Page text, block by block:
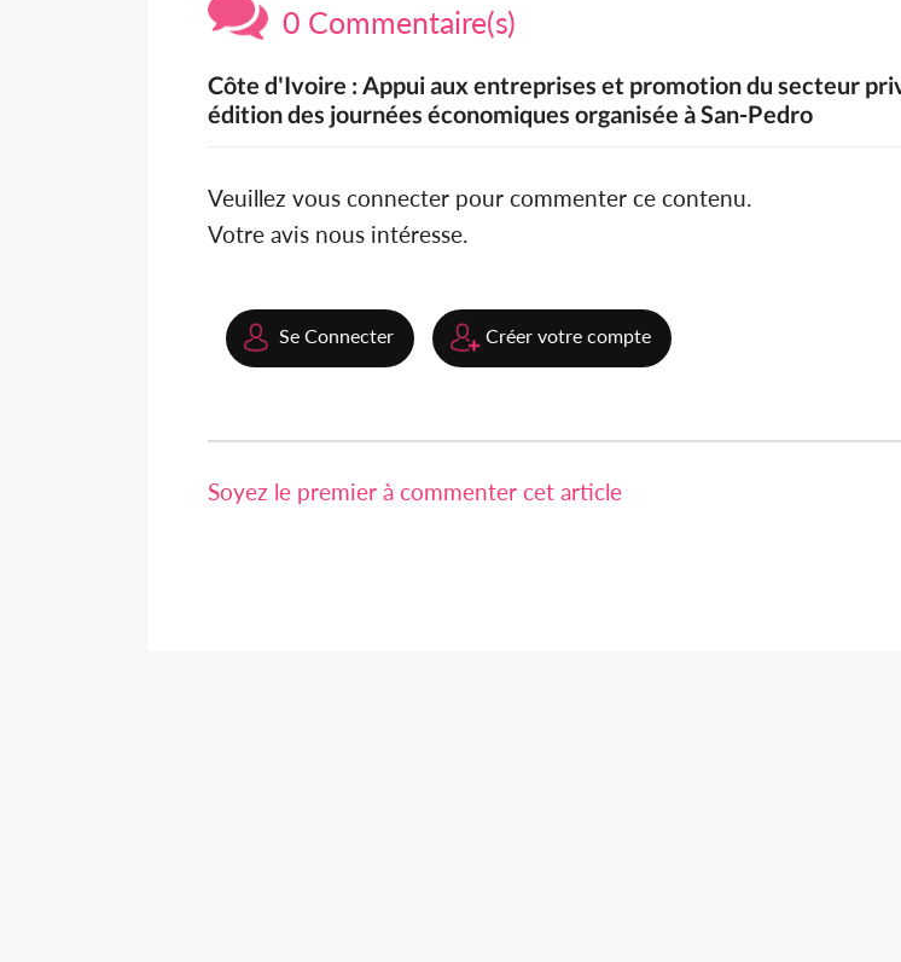
0 Commentaire(s)
Côte d'Ivoire : Appui aux entreprises et promotion du secteur
édition des journées économiques organisée à San-Pedro
Veuillez vous connecter pour commenter ce contenu.
Votre avis nous intéresse.
Se Connecter Créer votre compte
Soyez le premier à commenter cet article